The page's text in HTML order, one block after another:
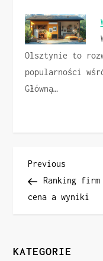
Olsztynie to
popularności
Główną…
N
a
i
Previous
Post
Previous
Ranking firm
cena a wyniki
KATEGORIE